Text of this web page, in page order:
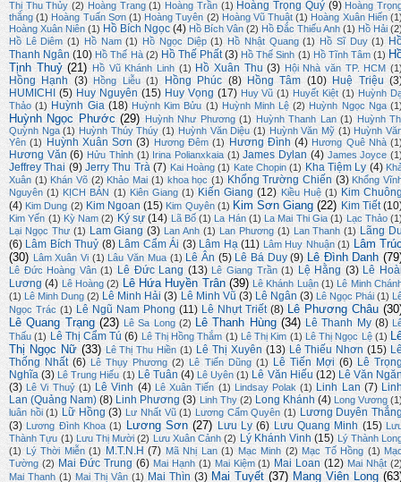
Thị Thu Thủy (2) Hoàng Trang (1) Hoàng Trần (1) Hoàng Trọng Quý (9) Hoàng
thắng (1) Hoàng Tuấn Sơn (1) Hoàng Tuyên (2) Hoàng Vũ Thuật (1) Hoàng Xuân Hiến
Hoàng Xuân Niên (1) Hồ Bích Ngọc (4) Hồ Bích Vân (2) Hồ Đắc Thiếu Anh (1) Hồ Hải
Hồ Lê Diêm (1) Hồ Nam (1) Hồ Ngọc Diệp (1) Hồ Nhật Quang (1) Hồ Sĩ Duy (1)
Thanh Ngân (10) Hồ Thế Hà (2) Hồ Thế Phất (3) Hồ Thế Sinh (1) Hồ Tĩnh Tâm (1)
Tịnh Thuỷ (21) Hồ Vũ Khánh Linh (1) Hồ Xuân Thu (3) Hội Nhà văn TP. HCM
Hồng Hạnh (3) Hồng Liễu (1) Hồng Phúc (8) Hồng Tâm (10) Huệ Triệu
HUMICHI
(5) Huy Nguyên (15) Huy Vọng (17) Huy Vũ (1) Huyết Kiệt (1) Huỳnh
Thảo (1) Huỳnh Gia (18) Huỳnh Kim Bửu (1) Huỳnh Minh Lệ (2) Huỳnh Ngọc Nga
Huỳnh Ngọc Phước (29) Huỳnh Như Phương (1) Huỳnh Thanh Lan (1)
Huỳnh
Quỳnh Nga (1) Huỳnh Thúy Thúy (1) Huỳnh Văn Diệu (1) Huỳnh Văn Mỹ (1) Huỳnh
Yên (1) Huỳnh Xuân Sơn (3) Hương Đêm (1) Hương Đình (4) Hương Quê Nhà
Hương Văn (6) Hửu Thỉnh (1) Irina Polianxkaia (1) James Dylan (4) James Joyce
Jeffrey Thai (9) Jerry Thu Trà (7) Kai Hoàng (1) Kate Chopin (1) Kha Tiệm Ly (4)
Xuân (1) Khán Võ (2) Khảo Mai (1) khoa học (1) Khổng Trường Chiến (3) Khổng
Nguyên (1) KỊCH BẢN (1) Kiên Giang (1) Kiến Giang (12) Kiều Huệ (1) Kim
(4) Kim Dung (2) Kim Ngoan (15) Kim Quyên (1) Kim Sơn Giang (22) Kim Tiết
Kim Yến (1) Kỳ Nam (2) Ký sự (14) Lã Bố (1) La Hán (1) La Mai Thi Gia (1) Lạc Thảo
Lại Ngọc Thư (1) Lam Giang (3) Lan Anh (1) Lan Phương (1) Lan Thanh (1) Lãng
(6) Lâm Bích Thuỷ (8) Lâm Cẩm Ái (3) Lâm Hạ (11) Lâm Huy Nhuận (1) Lâm
(30) Lâm Xuân Vi (1) Lâu Văn Mua (1) Lê Ân (5) Lê Bá Duy (9) Lê Đình Danh
Lê Đức Hoàng Vân (1) Lê Đức Lang (13) Lê Giang Trần (1) Lệ Hằng (3) Lê
Lương (4) Lê Hoàng (2) Lê Hứa Huyền Trân (39) Lê Khánh Luận (1) Lê Minh
(1) Lê Minh Dung (2) Lê Minh Hải (3) Lê Minh Vũ (3) Lê Ngân (3) Lê Ngọc Phái (1)
Ngọc Trác (1) Lê Ngũ Nam Phong (11) Lê Nhựt Triết (8) Lê Phương Châu
Lê Quang Trạng (23) Lê Sa Long (2) Lê Thanh Hùng (34) Lê Thanh My (8)
Thấu (1) Lê Thị Cẩm Tú (6) Lê Thị Hồng Thắm (1) Lê Thị Kim (1) Lê Thị Ngọc Lệ (1)
Thị Ngọc Nữ (33) Lê Thị Thu Hiền (1) Lê Thị Xuyên (13) Lê Thiếu Nhơn (15)
Thống Nhất (6) Lê Thụy Phương (2) Lê Tiến Dũng (1) Lê Tiến Mợi (6) Lê
Nghĩa (3) Lê Trung Hiếu (1) Lê Tuân (4) Lê Uyên (1) Lê Văn Hiếu (12) Lê Văn
(3) Lê Vi Thuỷ (1) Lê Vinh (4) Lê Xuân Tiến (1) Lindsay Polak (1) Linh Lan (7)
Lan (Quảng Nam) (8) Linh Phương (3) Linh Thy (2) Long Khánh (4) Long Vương
luân hồi (1) Lữ Hồng (3) Lư Nhất Vũ (1) Lương Cẩm Quyên (1) Lương Duyên
(3) Lương Đình Khoa (1) Lương Sơn (27) Lưu Ly (6) Lưu Quang Minh (15)
Thành Tựu (1) Lưu Thị Mười (2) Lưu Xuân Cảnh (2) Lý Khánh Vinh (15) Lý Thành
(1)
Lý Thời Miễn (1) M.T.N.H (7) Mã Nhị Lan (1) Mạc Minh (2) Mạc Tố Hồng (1)
Tường (2) Mai Đức Trung (6) Mai Hạnh (1) Mai Kiệm (1) Mai Loan (12) Mai Nhật
Mai Thanh (1) Mai Thị Vân (1) Mai Thìn (3) Mai Tuyết (37) Mang Viên Long